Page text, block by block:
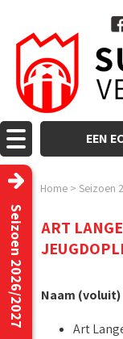
EEN
Home > Seizoen
Seizoen 2026/2027
ART
Naam (voluit)
Art